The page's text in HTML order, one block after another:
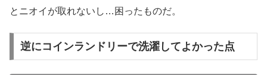
とニオイが取れないし…困ったものだ。
逆にコインランドリーで洗濯してよかった点